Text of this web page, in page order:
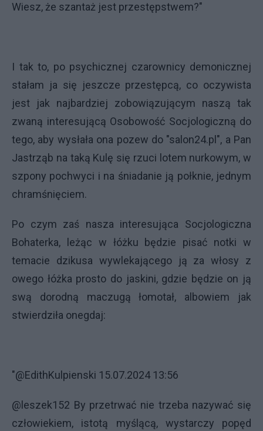
Wiesz, że szantaż jest przestępstwem?"
I tak to, po psychicznej czarownicy demonicznej
stałam ja się jeszcze przestępcą, co oczywista
jest jak najbardziej zobowiązującym naszą tak
zwaną interesującą Osobowość Socjologiczną do
tego, aby wysłała ona pozew do "salon24.pl", a Pan
Jastrząb na taką Kulę się rzuci lotem nurkowym, w
szpony pochwyci i na śniadanie ją połknie, jednym
chramśnięciem.
Po czym zaś nasza interesująca Socjologiczna
Bohaterka, leżąc w łóżku będzie pisać notki w
temacie dzikusa wywlekającego ją za włosy z
owego łóżka prosto do jaskini, gdzie będzie on ją
swą dorodną maczugą łomotał, albowiem jak
stwierdziła onegdaj:
"@EdithKulpienski 15.07.2024 13:56
@leszek152 By przetrwać nie trzeba nazywać się
człowiekiem, istotą myślącą, wystarczy popęd